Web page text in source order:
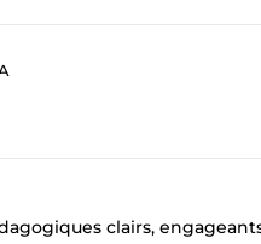
clairs,